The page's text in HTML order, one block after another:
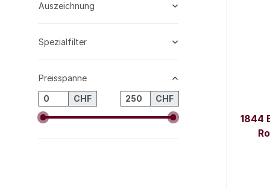
1844
Auszeichnung
Spezialfilter
Preisspanne
CHF CHF